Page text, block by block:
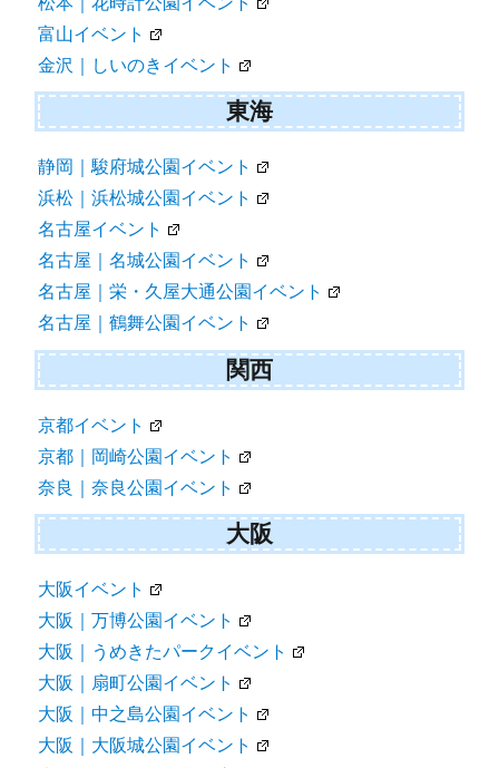
富山イベント
金沢｜しいのきイベント
東海
静岡｜駿府城公園イベント
浜松｜浜松城公園イベント
名古屋イベント
名古屋｜名城公園イベント
名古屋｜栄・久屋大通公園イベント
名古屋｜鶴舞公園イベント
関西
京都イベント
京都｜岡崎公園イベント
奈良｜奈良公園イベント
大阪
大阪イベント
大阪｜万博公園イベント
大阪｜うめきたパークイベント
大阪｜扇町公園イベント
大阪｜中之島公園イベント
大阪｜大阪城公園イベント